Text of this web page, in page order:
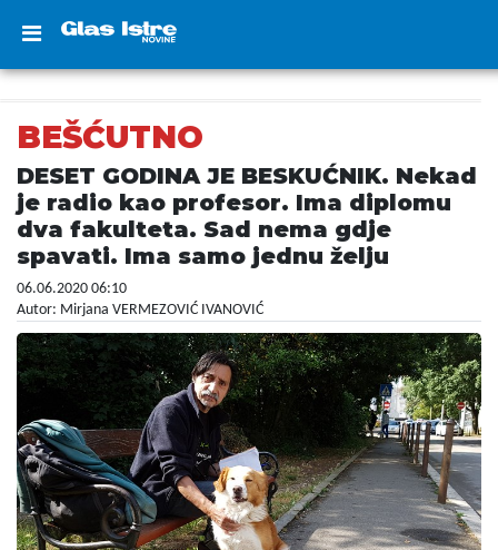
BEŠĆUTNO
DESET GODINA JE BESKUĆNIK. Nekad
je radio kao profesor. Ima diplomu
dva fakulteta. Sad nema gdje
spavati. Ima samo jednu želju
06.06.2020 06:10
Autor: Mirjana VERMEZOVIĆ IVANOVIĆ